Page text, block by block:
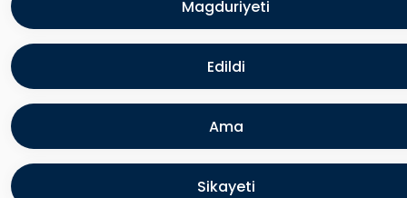
Magduriyeti
Edildi
Ama
Sikayeti